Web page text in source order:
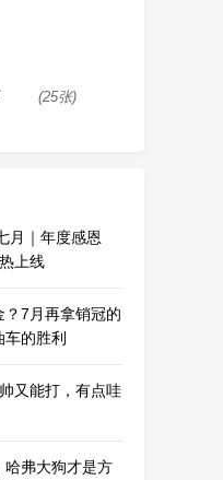
(25张)
月｜年度感恩
上线
7月再拿销冠的
的胜利
又能打，有点哇
哈弗大狗才是方